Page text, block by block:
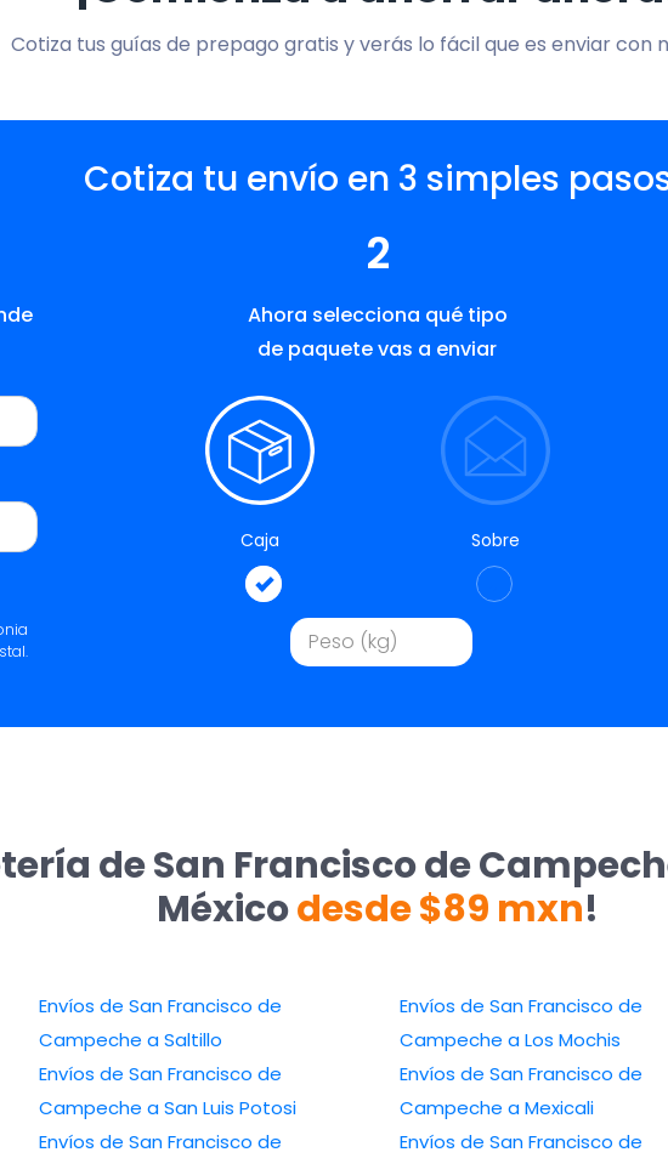
Cotiza tus guías de prepago gratis y verás lo fácil que es enviar con
Cotiza tu envío en 3 simples
2
Ahora selecciona qué tipo
de paquete vas a enviar
Caja Sobre
de San Francisco de
Méxicodesde $89 mxn!
Envíos de San Francisco de
Campeche a Saltillo
Envíos de San Francisco de
Campeche a San Luis Potosi
Envíos de San Francisco de
Envíos de San Francisco de
Campeche a Los Mochis
Envíos de San Francisco de
Campeche a Mexicali
Envíos de San Francisco de